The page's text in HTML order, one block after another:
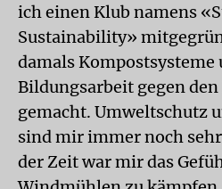
ich einen Klub namens
Sustainability»
damals Kompostsysteme
Bildungsarbeit gegen
gemacht. Umweltschutz
sind mir immer noch
der Zeit war mir das